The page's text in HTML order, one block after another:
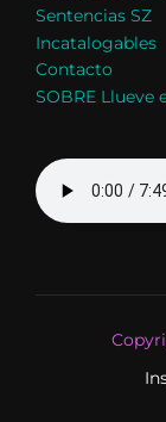
Sentencias SZ
Incatalogables
Contacto
SOBRE Llueve